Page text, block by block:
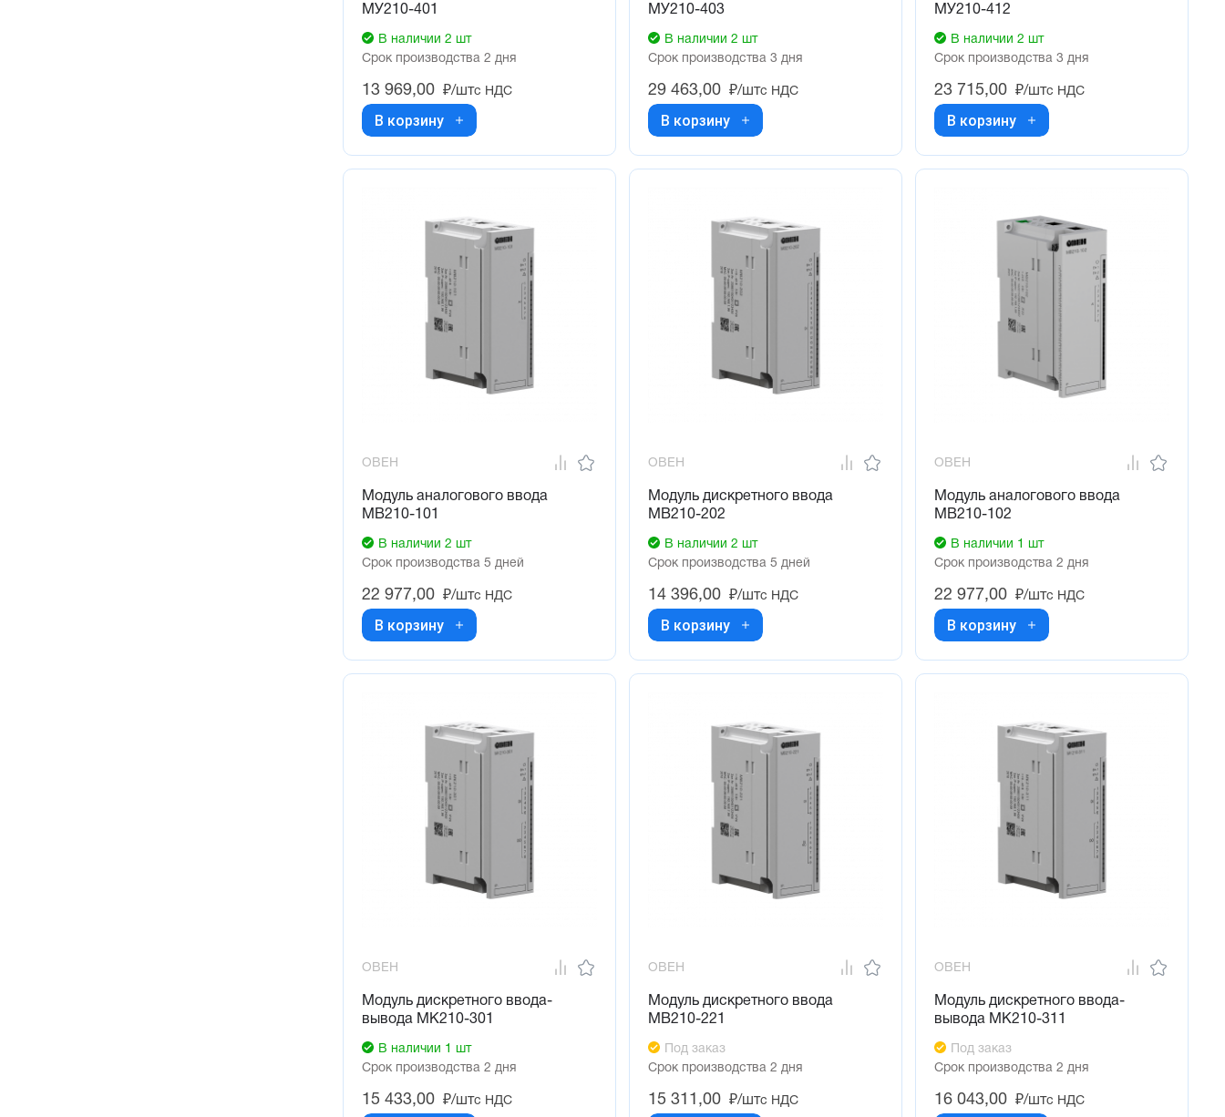
МУ210-401
В наличии 2 шт
Срок производства 2 дня
13 969,00 ₽/штс НДС
В корзину
МУ210-403
В наличии 2 шт
Срок производства 3 дня
29 463,00 ₽/штс НДС
В корзину
МУ210-412
В наличии 2 шт
Срок производства 3 дня
23 715,00 ₽/штс НДС
В корзину
ОВЕН
Модуль аналогового ввода
МВ210-101
В наличии 2 шт
Срок производства 5 дней
22 977,00 ₽/штс НДС
В корзину
ОВЕН
Модуль дискретного ввода
МВ210-202
В наличии 2 шт
Срок производства 5 дней
14 396,00 ₽/штс НДС
В корзину
ОВЕН
Модуль аналогового ввода
МВ210-102
В наличии 1 шт
Срок производства 2 дня
22 977,00 ₽/штс НДС
В корзину
ОВЕН
Модуль дискретного ввода-
вывода МК210-301
В наличии 1 шт
Срок производства 2 дня
15 433,00 ₽/штс НДС
ОВЕН
Модуль дискретного ввода
МВ210-221
Под заказ
Срок производства 2 дня
15 311,00 ₽/штс НДС
ОВЕН
Модуль дискретного ввода-
вывода МК210-311
Под заказ
Срок производства 2 дня
16 043,00 ₽/штс НДС